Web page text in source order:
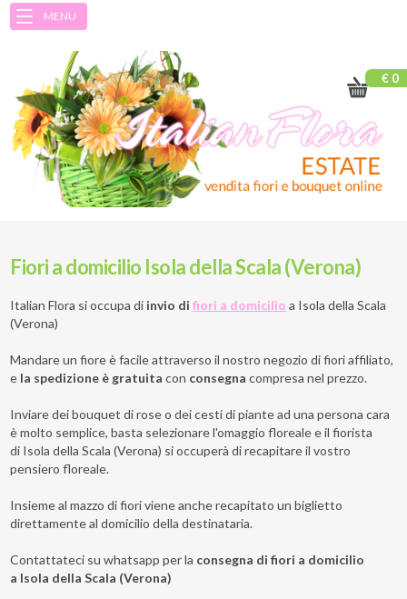
MENU
€ 0
Fiori a domicilio Isola della Scala (Verona)
Italian Flora si occupa di invio difiori a domicilio a Isola della Scala
(Verona)
Mandare un fiore è facile attraverso il nostro negozio di fiori affiliato,
e la spedizione è gratuita con consegna compresa nel prezzo.
Inviare dei bouquet di rose o dei cesti di piante ad una persona cara
è molto semplice, basta selezionare l'omaggio floreale e il fiorista
di Isola della Scala (Verona) si occuperà di recapitare il vostro
pensiero floreale.
Insieme al mazzo di fiori viene anche recapitato un biglietto
direttamente al domicilio della destinataria.
Contattateci su whatsapp per la consegna di fiori a domicilio
a Isola della Scala (Verona)